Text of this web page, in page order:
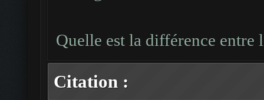
Quelle est la différence entre
Citation :